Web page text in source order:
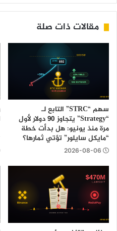
مقالات ذات صلة
سهم “STRC” التابع لـ
“Strategy” يتجاوز 90 دولار لأول
مرة منذ يونيو: هل بدأت خطة
“مايكل سايلور” تؤتي ثمارها؟
2026-08-06